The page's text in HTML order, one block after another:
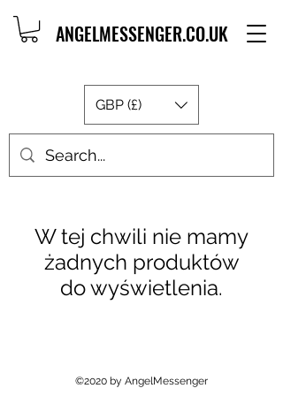
ANGELMESSENGER.CO.UK
GBP (£)
W tej chwili nie mamy
żadnych produktów
do wyświetlenia.
©2020 by AngelMessenger